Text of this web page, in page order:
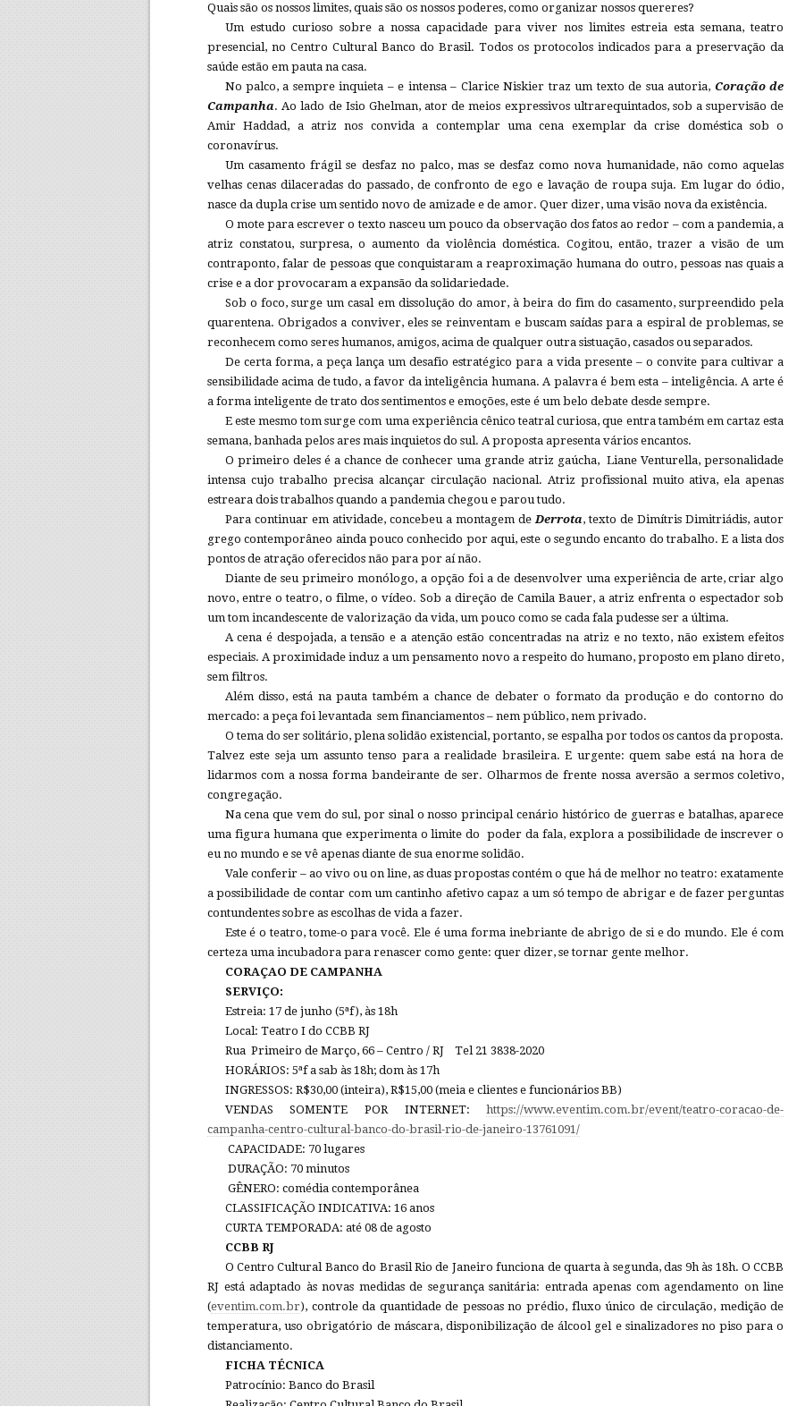
Quais são os nossos limites, quais são os nossos poderes, como organizar nossos quereres?
Um estudo curioso sobre a nossa capacidade para viver nos limites estreia esta semana, teatro
presencial, no Centro Cultural Banco do Brasil. Todos os protocolos indicados para a preservação da
saúde estão em pauta na casa.
No palco, a sempre inquieta – e intensa – Clarice Niskier traz um texto de sua autoria, Coração de
Campanha. Ao lado de Isio Ghelman, ator de meios expressivos ultrarequintados, sob a supervisão de
Amir Haddad, a atriz nos convida a contemplar uma cena exemplar da crise doméstica sob o
coronavírus.
Um casamento frágil se desfaz no palco, mas se desfaz como nova humanidade, não como aquelas
velhas cenas dilaceradas do passado, de confronto de ego e lavação de roupa suja. Em lugar do ódio,
nasce da dupla crise um sentido novo de amizade e de amor. Quer dizer, uma visão nova da existência.
O mote para escrever o texto nasceu um pouco da observação dos fatos ao redor – com a pandemia, a
atriz constatou, surpresa, o aumento da violência doméstica. Cogitou, então, trazer a visão de um
contraponto, falar de pessoas que conquistaram a reaproximação humana do outro, pessoas nas quais a
crise e a dor provocaram a expansão da solidariedade.
Sob o foco, surge um casal em dissolução do amor, à beira do fim do casamento, surpreendido pela
quarentena. Obrigados a conviver, eles se reinventam e buscam saídas para a espiral de problemas, se
reconhecem como seres humanos, amigos, acima de qualquer outra sistuação, casados ou separados.
De certa forma, a peça lança um desafio estratégico para a vida presente – o convite para cultivar a
sensibilidade acima de tudo, a favor da inteligência humana. A palavra é bem esta – inteligência. A arte é
a forma inteligente de trato dos sentimentos e emoções, este é um belo debate desde sempre.
E este mesmo tom surge com uma experiência cênico teatral curiosa, que entra também em cartaz esta
semana, banhada pelos ares mais inquietos do sul. A proposta apresenta vários encantos.
O primeiro deles é a chance de conhecer uma grande atriz gaúcha, Liane Venturella, personalidade
intensa cujo trabalho precisa alcançar circulação nacional. Atriz profissional muito ativa, ela apenas
estreara dois trabalhos quando a pandemia chegou e parou tudo.
Para continuar em atividade, concebeu a montagem deDerrota, texto de Dimítris Dimitriádis, autor
grego contemporâneo ainda pouco conhecido por aqui, este o segundo encanto do trabalho. E a lista dos
pontos de atração oferecidos não para por aí não.
Diante de seu primeiro monólogo, a opção foi a de desenvolver uma experiência de arte, criar algo
novo, entre o teatro, o filme, o vídeo. Sob a direção de Camila Bauer, a atriz enfrenta o espectador sob
um tom incandescente de valorização da vida, um pouco como se cada fala pudesse ser a última.
A cena é despojada, a tensão e a atenção estão concentradas na atriz e no texto, não existem efeitos
especiais. A proximidade induz a um pensamento novo a respeito do humano, proposto em plano direto,
sem filtros.
Além disso, está na pauta também a chance de debater o formato da produção e do contorno do
mercado: a peça foi levantada sem financiamentos – nem público, nem privado.
O tema do ser solitário, plena solidão existencial, portanto, se espalha por todos os cantos da proposta.
Talvez este seja um assunto tenso para a realidade brasileira. E urgente: quem sabe está na hora de
lidarmos com a nossa forma bandeirante de ser. Olharmos de frente nossa aversão a sermos coletivo,
congregação.
Na cena que vem do sul, por sinal o nosso principal cenário histórico de guerras e batalhas, aparece
uma figura humana que experimenta o limite do poder da fala, explora a possibilidade de inscrever o
eu no mundo e se vê apenas diante de sua enorme solidão.
Vale conferir – ao vivo ou on line, as duas propostas contém o que há de melhor no teatro: exatamente
a possibilidade de contar com um cantinho afetivo capaz a um só tempo de abrigar e de fazer perguntas
contundentes sobre as escolhas de vida a fazer.
Este é o teatro, tome-o para você. Ele é uma forma inebriante de abrigo de si e do mundo. Ele é com
certeza uma incubadora para renascer como gente: quer dizer, se tornar gente melhor.
CORAÇAO DE CAMPANHA
SERVIÇO:
Estreia: 17 de junho (5ªf), às 18h
Local: Teatro I do CCBB RJ
Rua Primeiro de Março, 66 – Centro / RJ Tel 21 3838-2020
HORÁRIOS: 5ªf a sab às 18h; dom às 17h
INGRESSOS: R$30,00 (inteira), R$15,00 (meia e clientes e funcionários BB)
VENDAS SOMENTE POR INTERNET:https://www.eventim.com.br/event/teatro-coracao-de-
campanha-centro-cultural-banco-do-brasil-rio-de-janeiro-13761091/
CAPACIDADE: 70 lugares
DURAÇÃO: 70 minutos
GÊNERO: comédia contemporânea
CLASSIFICAÇÃO INDICATIVA: 16 anos
CURTA TEMPORADA: até 08 de agosto
CCBB RJ
O Centro Cultural Banco do Brasil Rio de Janeiro funciona de quarta à segunda, das 9h às 18h. O CCBB
RJ está adaptado às novas medidas de segurança sanitária: entrada apenas com agendamento on line
(eventim.com.br), controle da quantidade de pessoas no prédio, fluxo único de circulação, medição de
temperatura, uso obrigatório de máscara, disponibilização de álcool gel e sinalizadores no piso para o
distanciamento.
FICHA TÉCNICA
Patrocínio: Banco do Brasil